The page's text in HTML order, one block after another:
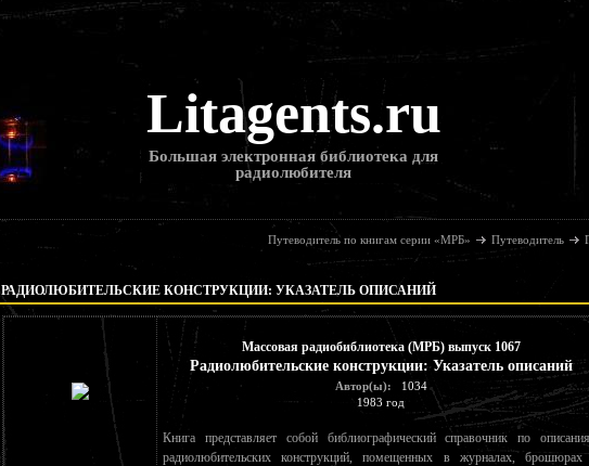
Litagents.ru
Большая электронная библиотека для
радиолюбителя
Путеводитель по книгам серии «МРБ» Путеводитель
РАДИОЛЮБИТЕЛЬСКИЕ КОНСТРУКЦИИ: УКАЗАТЕЛЬ ОПИСАНИЙ
Массовая радиобиблиотека (МРБ) выпуск 1067
Радиолюбительские конструкции: Указатель описаний
Автор(ы):
1034
1983 год
Книга представляет собой библиографический справочник по
радиолюбительских конструкций, помещенных в журналах,